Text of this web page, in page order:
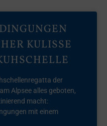
KULISSE
der
Alpsee alles geboten,
macht:
mit einem